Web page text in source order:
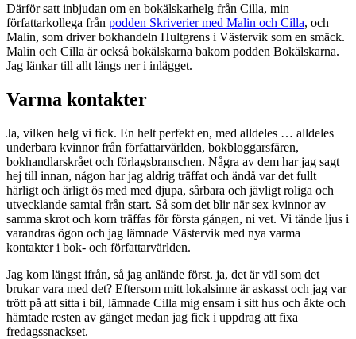
Därför satt inbjudan om en bokälskarhelg från Cilla, min
författarkollega från podden Skriverier med Malin och Cilla, och
Malin, som driver bokhandeln Hultgrens i Västervik som en smäck.
Malin och Cilla är också bokälskarna bakom podden Bokälskarna.
Jag länkar till allt längs ner i inlägget.
Varma kontakter
Ja, vilken helg vi fick. En helt perfekt en, med alldeles … alldeles
underbara kvinnor från författarvärlden, bokbloggarsfären,
bokhandlarskrået och förlagsbranschen. Några av dem har jag sagt
hej till innan, någon har jag aldrig träffat och ändå var det fullt
härligt och ärligt ös med med djupa, sårbara och jävligt roliga och
utvecklande samtal från start. Så som det blir när sex kvinnor av
samma skrot och korn träffas för första gången, ni vet. Vi tände ljus i
varandras ögon och jag lämnade Västervik med nya varma
kontakter i bok- och författarvärlden.
Jag kom längst ifrån, så jag anlände först. ja, det är väl som det
brukar vara med det? Eftersom mitt lokalsinne är askasst och jag var
trött på att sitta i bil, lämnade Cilla mig ensam i sitt hus och åkte och
hämtade resten av gänget medan jag fick i uppdrag att fixa
fredagssnackset.